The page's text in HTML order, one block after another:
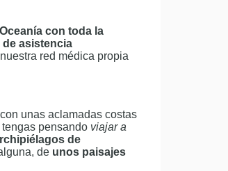
con toda la
asistencia
red médica propia
unas aclamadas costas
tengas pensando viajar a
de
de unos paisajes